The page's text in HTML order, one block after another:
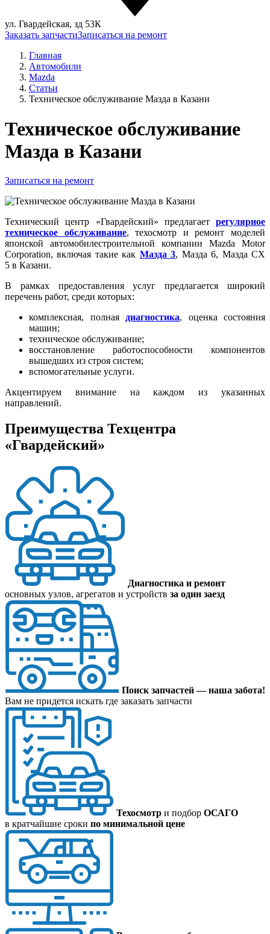
ул. Гвардейская, зд 53К
Заказать запчастиЗаписаться на ремонт
Главная
Автомобили
Mazda
Статьи
Техническое обслуживание Мазда в Казани
Техническое обслуживание
Мазда в Казани
Записаться на ремонт
Технический центр «Гвардейский» предлагает регулярное
техническое обслуживание, техосмотр и ремонт моделей
японской автомобилестроительной компании Mazda Motor
Corporation, включая такие как Мазда 3, Мазда 6, Мазда СХ
5 в Казани.
В рамках предоставления услуг предлагается широкий
перечень работ, среди которых:
комплексная, полная диагностика, оценка состояния
машин;
техническое обслуживание;
восстановление работоспособности компонентов
вышедших из строя систем;
вспомогательные услуги.
Акцентируем внимание на каждом из указанных
направлений.
Преимущества Техцентра
«Гвардейский»
Диагностика и ремонт
основных узлов, агрегатов и устройств за один заезд
Поиск запчастей — наша забота!
Вам не придется искать где заказать запчасти
Техосмотр и подбор ОСАГО
в кратчайшие сроки по минимальной цене